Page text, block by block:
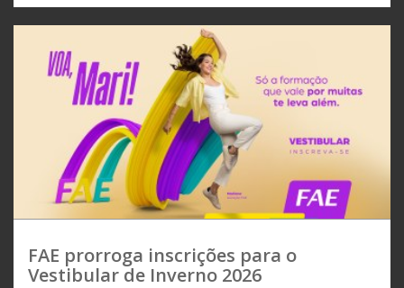
FAE prorroga inscrições para o
Vestibular de Inverno 2026